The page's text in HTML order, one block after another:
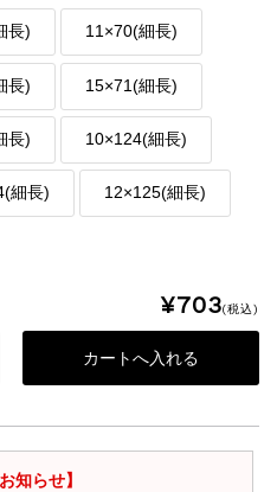
長) 11×70(細長)
長) 15×71(細長)
長) 10×124(細長)
細長) 12×125(細長)
¥703(税込)
知らせ】